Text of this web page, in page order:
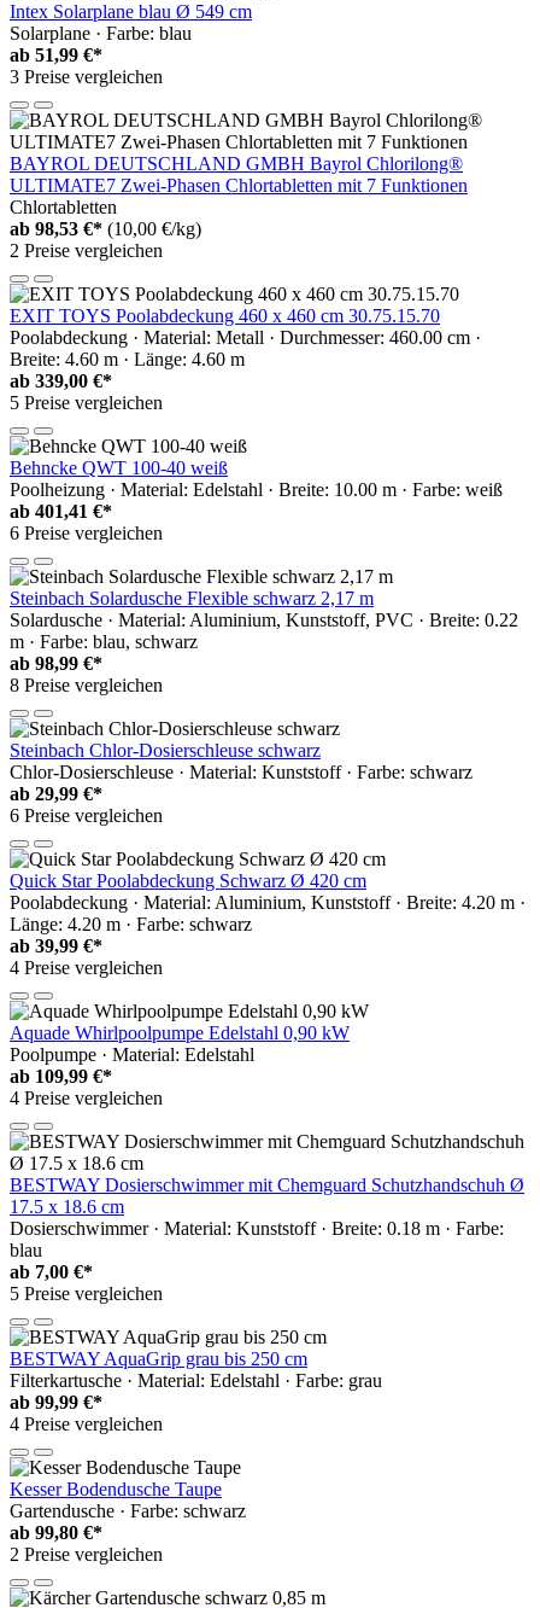
Intex Solarplane blau Ø 549 cm
Solarplane · Farbe: blau
ab 51,99 €*
3 Preise vergleichen
BAYROL DEUTSCHLAND GMBH Bayrol Chlorilong®
ULTIMATE7 Zwei-Phasen Chlortabletten mit 7 Funktionen
Chlortabletten
ab 98,53 €* (10,00 €/kg)
2 Preise vergleichen
EXIT TOYS Poolabdeckung 460 x 460 cm 30.75.15.70
Poolabdeckung · Material: Metall · Durchmesser: 460.00 cm ·
Breite: 4.60 m · Länge: 4.60 m
ab 339,00 €*
5 Preise vergleichen
Behncke QWT 100-40 weiß
Poolheizung · Material: Edelstahl · Breite: 10.00 m · Farbe: weiß
ab 401,41 €*
6 Preise vergleichen
Steinbach Solardusche Flexible schwarz 2,17 m
Solardusche · Material: Aluminium, Kunststoff, PVC · Breite: 0.22
m · Farbe: blau, schwarz
ab 98,99 €*
8 Preise vergleichen
Steinbach Chlor-Dosierschleuse schwarz
Chlor-Dosierschleuse · Material: Kunststoff · Farbe: schwarz
ab 29,99 €*
6 Preise vergleichen
Quick Star Poolabdeckung Schwarz Ø 420 cm
Poolabdeckung · Material: Aluminium, Kunststoff · Breite: 4.20 m ·
Länge: 4.20 m · Farbe: schwarz
ab 39,99 €*
4 Preise vergleichen
Aquade Whirlpoolpumpe Edelstahl 0,90 kW
Poolpumpe · Material: Edelstahl
ab 109,99 €*
4 Preise vergleichen
BESTWAY Dosierschwimmer mit Chemguard Schutzhandschuh Ø
17.5 x 18.6 cm
Dosierschwimmer · Material: Kunststoff · Breite: 0.18 m · Farbe:
blau
ab 7,00 €*
5 Preise vergleichen
BESTWAY AquaGrip grau bis 250 cm
Filterkartusche · Material: Edelstahl · Farbe: grau
ab 99,99 €*
4 Preise vergleichen
Kesser Bodendusche Taupe
Gartendusche · Farbe: schwarz
ab 99,80 €*
2 Preise vergleichen